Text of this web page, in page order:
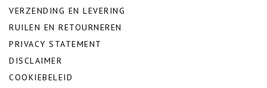
VERZENDING EN LEVERING
RUILEN EN RETOURNEREN
PRIVACY STATEMENT
DISCLAIMER
COOKIEBELEID